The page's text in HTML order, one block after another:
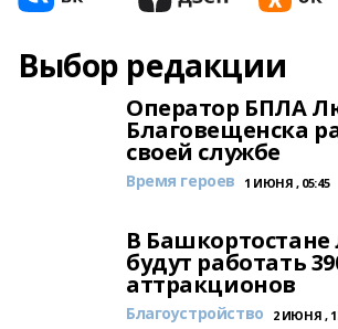
Выбор редакции
Оператор БПЛА
Благовещенска
своей службе
Время героев 1 ИЮНЯ , 05:45
В Башкортостане
будут работать
аттракционов
Благоустройство 2 ИЮНЯ ,